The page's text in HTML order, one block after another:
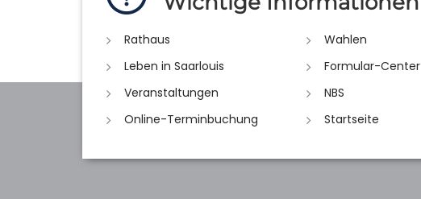
Rathaus
Wahlen
Leben in Saarlouis
Formular-Center
Veranstaltungen
NBS
Online-Terminbuchung
Startseite